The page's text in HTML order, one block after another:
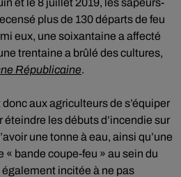
et le 8 juillet 2019, les sapeurs-
plus de 130 départs de feu
eux, une soixantaine a affecté
trentaine a brûlé des cultures,
Républicaine.
aux agriculteurs de s’équiper
éteindre les débuts d’incendie sur
une tonne à eau, ainsi qu’une
« bande coupe-feu » au sein du
incitée à ne pas